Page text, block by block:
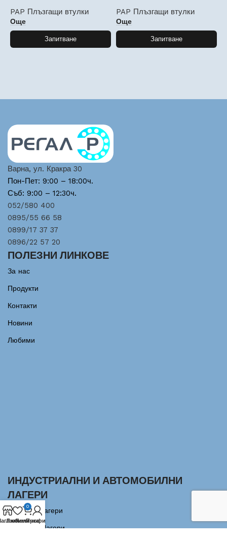
PAP Плъзгащи втулки
Още
Запитване
PAP Плъзгащи втулки
Още
Запитване
Варна, ул. Кракра 30
Пон-Пет: 9:00 – 18:00ч.
Съб: 9:00 – 12:30ч.
052/580 400
0895/55 66 58
0899/17 37 37
0896/22 57 20
ПОЛЕЗНИ ЛИНКОВЕ
За нас
Продукти
Контакти
Новини
Любими
ИНДУСТРИАЛНИ И АВТОМОБИЛНИ
ЛАГЕРИ
Сачмени лагери
Аксиални Лагери
Любими
0
Количка
Профил